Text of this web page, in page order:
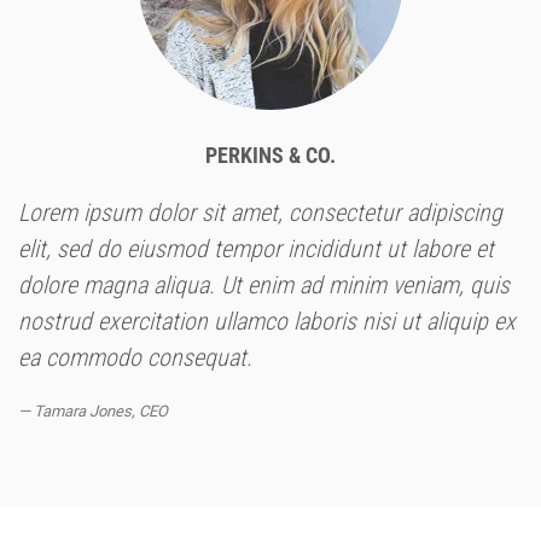
PERKINS & CO.
Lorem ipsum dolor sit amet, consectetur adipiscing
elit, sed do eiusmod tempor incididunt ut labore et
dolore magna aliqua. Ut enim ad minim veniam, quis
nostrud exercitation ullamco laboris nisi ut aliquip ex
ea commodo consequat.
Tamara Jones, CEO